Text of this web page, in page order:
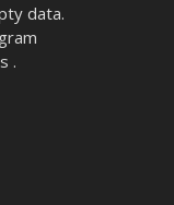
data.
.